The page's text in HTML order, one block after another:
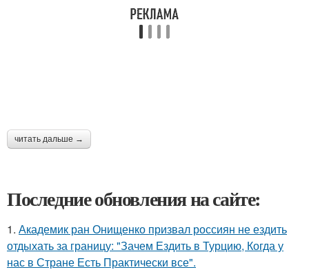
читать дальше →
Последние обновления на сайте:
1. Академик ран Онищенко призвал россиян не ездить
отдыхать за границу: "Зачем Ездить в Турцию, Когда у
нас в Стране Есть Практически все".